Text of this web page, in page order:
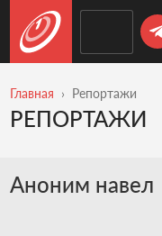
Главная Репортажи
РЕПОРТАЖИ
Аноним навел